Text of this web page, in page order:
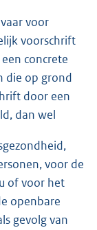
voor
voorschrift
concrete
die op grond
door een
dan wel
voor de
of voor het
openbare
gevolg van